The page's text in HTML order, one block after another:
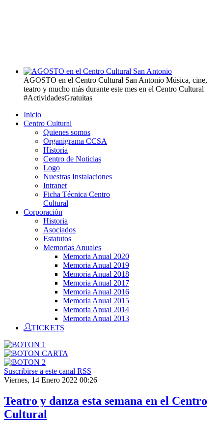
AGOSTO en el Centro Cultural San Antonio Música, cine,
teatro y mucho más durante este mes en el Centro Cultural
#ActividadesGratuitas
Inicio
Centro Cultural
Quienes somos
Organigrama CCSA
Historia
Centro de Noticias
Logo
Nuestras Instalaciones
Intranet
Ficha Técnica Centro
Cultural
Corporación
Historia
Asociados
Estatutos
Memorias Anuales
Memoria Anual 2020
Memoria Anual 2019
Memoria Anual 2018
Memoria Anual 2017
Memoria Anual 2016
Memoria Anual 2015
Memoria Anual 2014
Memoria Anual 2013
TICKETS
Suscribirse a este canal RSS
Viernes, 14 Enero 2022 00:26
Teatro y danza esta semana en el Centro
Cultural